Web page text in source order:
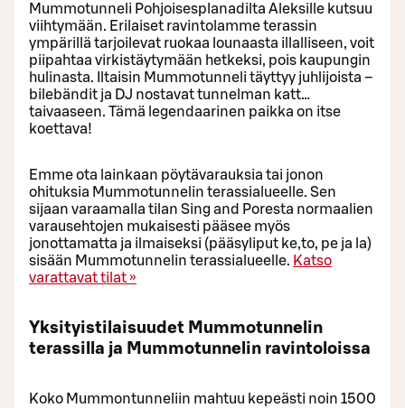
Mummotunneli Pohjoisesplanadilta Aleksille kutsuu
viihtymään. Erilaiset ravintolamme terassin
ympärillä tarjoilevat ruokaa lounaasta illalliseen, voit
piipahtaa virkistäytymään hetkeksi, pois kaupungin
hulinasta. Iltaisin Mummotunneli täyttyy juhlijoista –
bilebändit ja DJ nostavat tunnelman katt…
taivaaseen. Tämä legendaarinen paikka on itse
koettava!
Emme ota lainkaan pöytävarauksia tai jonon
ohituksia Mummotunnelin terassialueelle. Sen
sijaan varaamalla tilan Sing and Poresta normaalien
varausehtojen mukaisesti pääsee myös
jonottamatta ja ilmaiseksi (pääsyliput ke,to, pe ja la)
sisään Mummotunnelin terassialueelle. Katso
varattavat tilat »
Yksityistilaisuudet Mummotunnelin
terassilla ja Mummotunnelin ravintoloissa
Koko Mummontunneliin mahtuu kepeästi noin 1500